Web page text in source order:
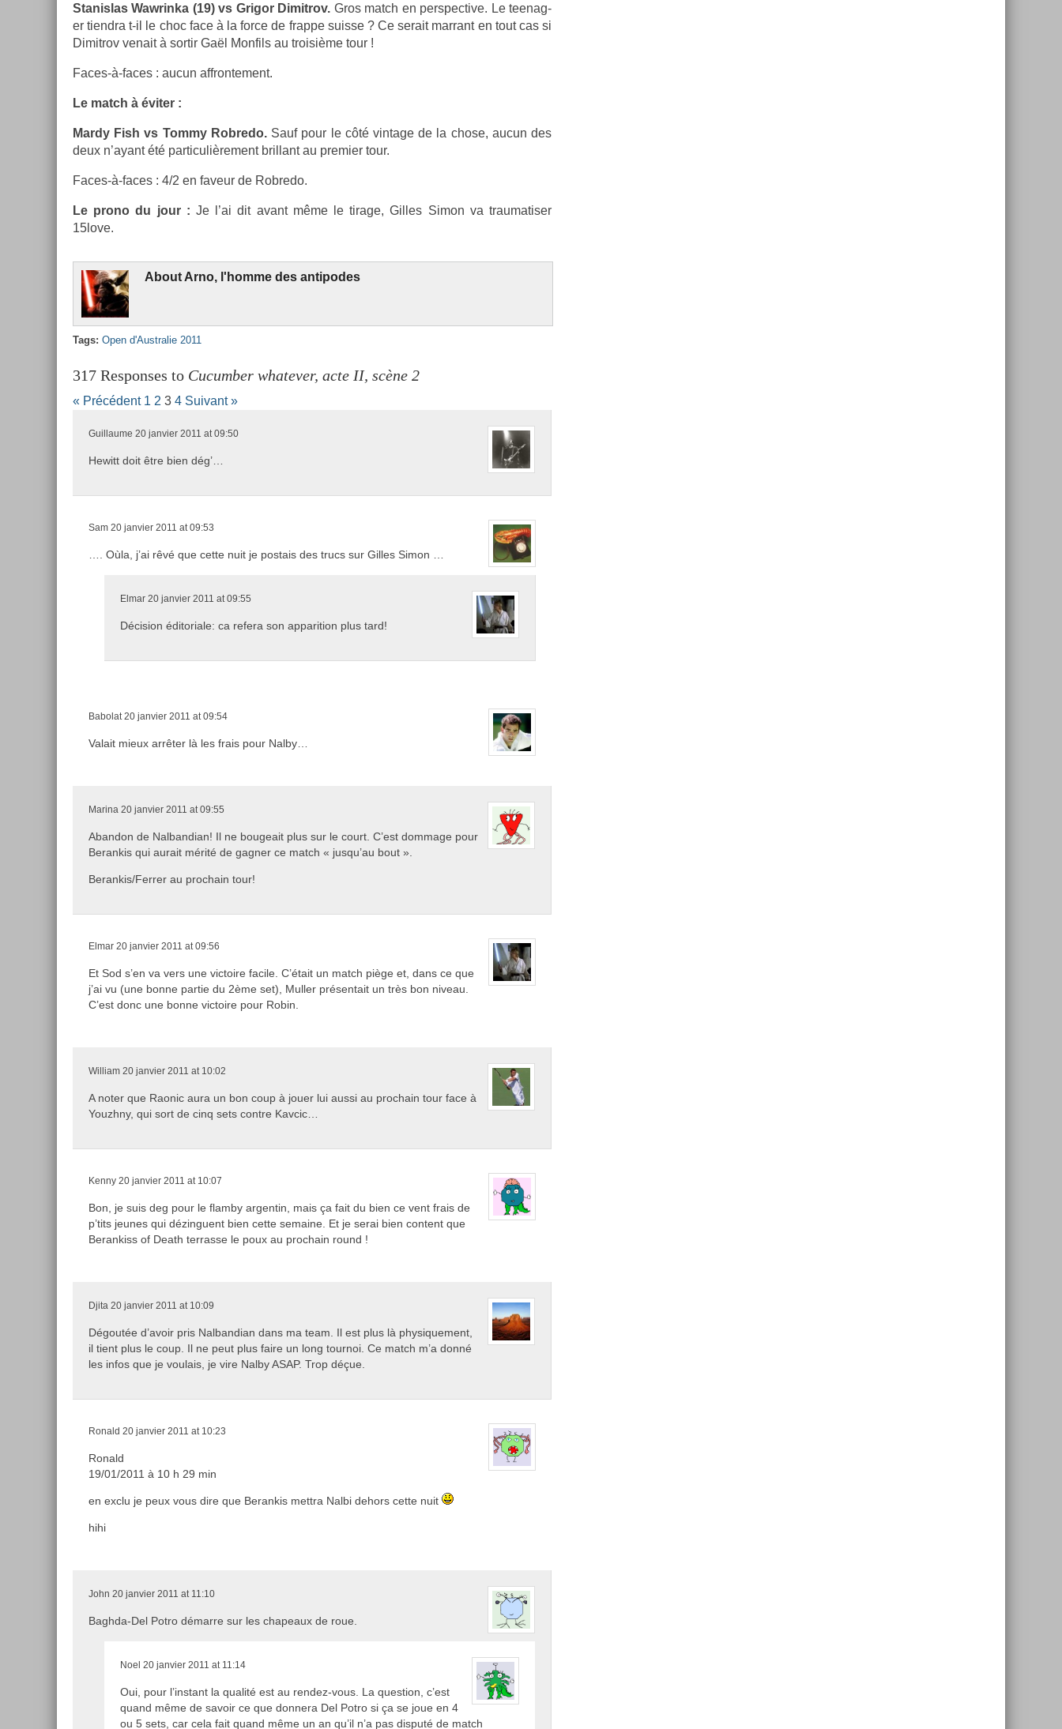
Stanis­las Waw­rinka (19) vs Grigor Di­mit­rov. Gros match en per­spec­tive. Le teenag­
er tiendra t-il le choc face à la force de frap­pe suis­se ? Ce serait mar­rant en tout cas si
Di­mit­rov venait à sor­tir Gaël Mon­fils au troisiè­me tour !
Faces-à-faces : aucun affron­te­ment.
Le match à éviter :
Mardy Fish vs Tommy Rob­redo. Sauf pour le côté vin­tage de la chose, aucun des
deux n’ayant été par­ticuliè­re­ment bril­lant au pre­mi­er tour.
Faces-à-faces : 4/2 en faveur de Rob­redo.
Le prono du jour : Je l’ai dit avant même le tirage, Gil­les Simon va traumatis­er
15love.
About Arno, l'homme des anti­podes
Tags: Open d'Australie 2011
317 Responses to Cucumber whatever, acte II, scène 2
« Précédent 1 2 3 4 Suivant »
Guillaume 20 janvier 2011 at 09:50
Hewitt doit être bien dég’…
Sam 20 janvier 2011 at 09:53
…. Oùla, j’ai rêvé que cette nuit je postais des trucs sur Gilles Simon …
Elmar 20 janvier 2011 at 09:55
Décision éditoriale: ca refera son apparition plus tard!
Babolat20 janvier 2011 at 09:54
Valait mieux arrêter là les frais pour Nalby…
Marina 20 janvier 2011 at 09:55
Abandon de Nalbandian! Il ne bougeait plus sur le court. C’est dommage pour
Berankis qui aurait mérité de gagner ce match « jusqu’au bout ».
Berankis/Ferrer au prochain tour!
Elmar 20 janvier 2011 at 09:56
Et Sod s’en va vers une victoire facile. C’était un match piège et, dans ce que
j’ai vu (une bonne partie du 2ème set), Muller présentait un très bon niveau.
C’est donc une bonne victoire pour Robin.
William 20 janvier 2011 at 10:02
A noter que Raonic aura un bon coup à jouer lui aussi au prochain tour face à
Youzhny, qui sort de cinq sets contre Kavcic…
Kenny 20 janvier 2011 at 10:07
Bon, je suis deg pour le flamby argentin, mais ça fait du bien ce vent frais de
p’tits jeunes qui dézinguent bien cette semaine. Et je serai bien content que
Berankiss of Death terrasse le poux au prochain round !
Djita 20 janvier 2011 at 10:09
Dégoutée d’avoir pris Nalbandian dans ma team. Il est plus là physiquement,
il tient plus le coup. Il ne peut plus faire un long tournoi. Ce match m’a donné
les infos que je voulais, je vire Nalby ASAP. Trop déçue.
Ronald 20 janvier 2011 at 10:23
Ronald
19/01/2011 à 10 h 29 min
en exclu je peux vous dire que Berankis mettra Nalbi dehors cette nuit
hihi
John 20 janvier 2011 at 11:10
Baghda-Del Potro démarre sur les chapeaux de roue.
Noel 20 janvier 2011 at 11:14
Oui, pour l’instant la qualité est au rendez-vous. La question, c’est
quand même de savoir ce que donnera Del Potro si ça se joue en 4
ou 5 sets, car cela fait quand même un an qu’il n’a pas disputé de match